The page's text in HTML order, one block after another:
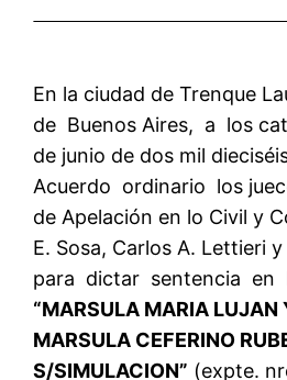
En la ciudad de Trenque
de Buenos Aires, a los
de junio de dos mil
Acuerdo ordinario los
de Apelación en lo Civil y
E. Sosa, Carlos A. Lettieri
para dictar sentencia en
“MARSULA MARIA
MARSULA CEFERINO
S/SIMULACION” (expte.